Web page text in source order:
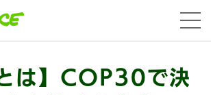
menu
は】COP30で決